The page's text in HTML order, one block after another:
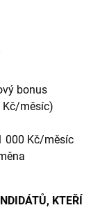
bonus
Kč/měsíc)
000 Kč/měsíc
KTEŘÍ